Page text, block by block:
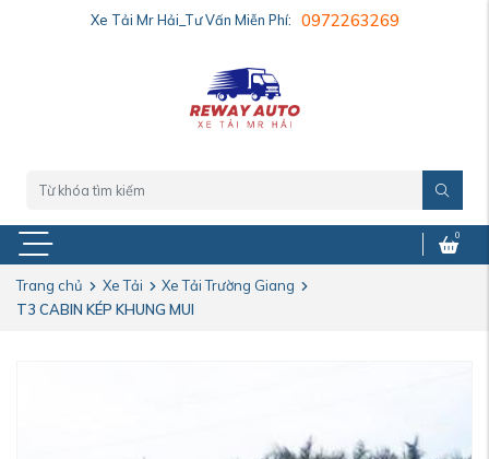
Xe Tải Mr Hải_Tư Vấn Miễn Phí: 0972263269
0
Trang chủ Xe Tải
Xe Tải Trường Giang
T3 CABIN KÉP KHUNG MUI